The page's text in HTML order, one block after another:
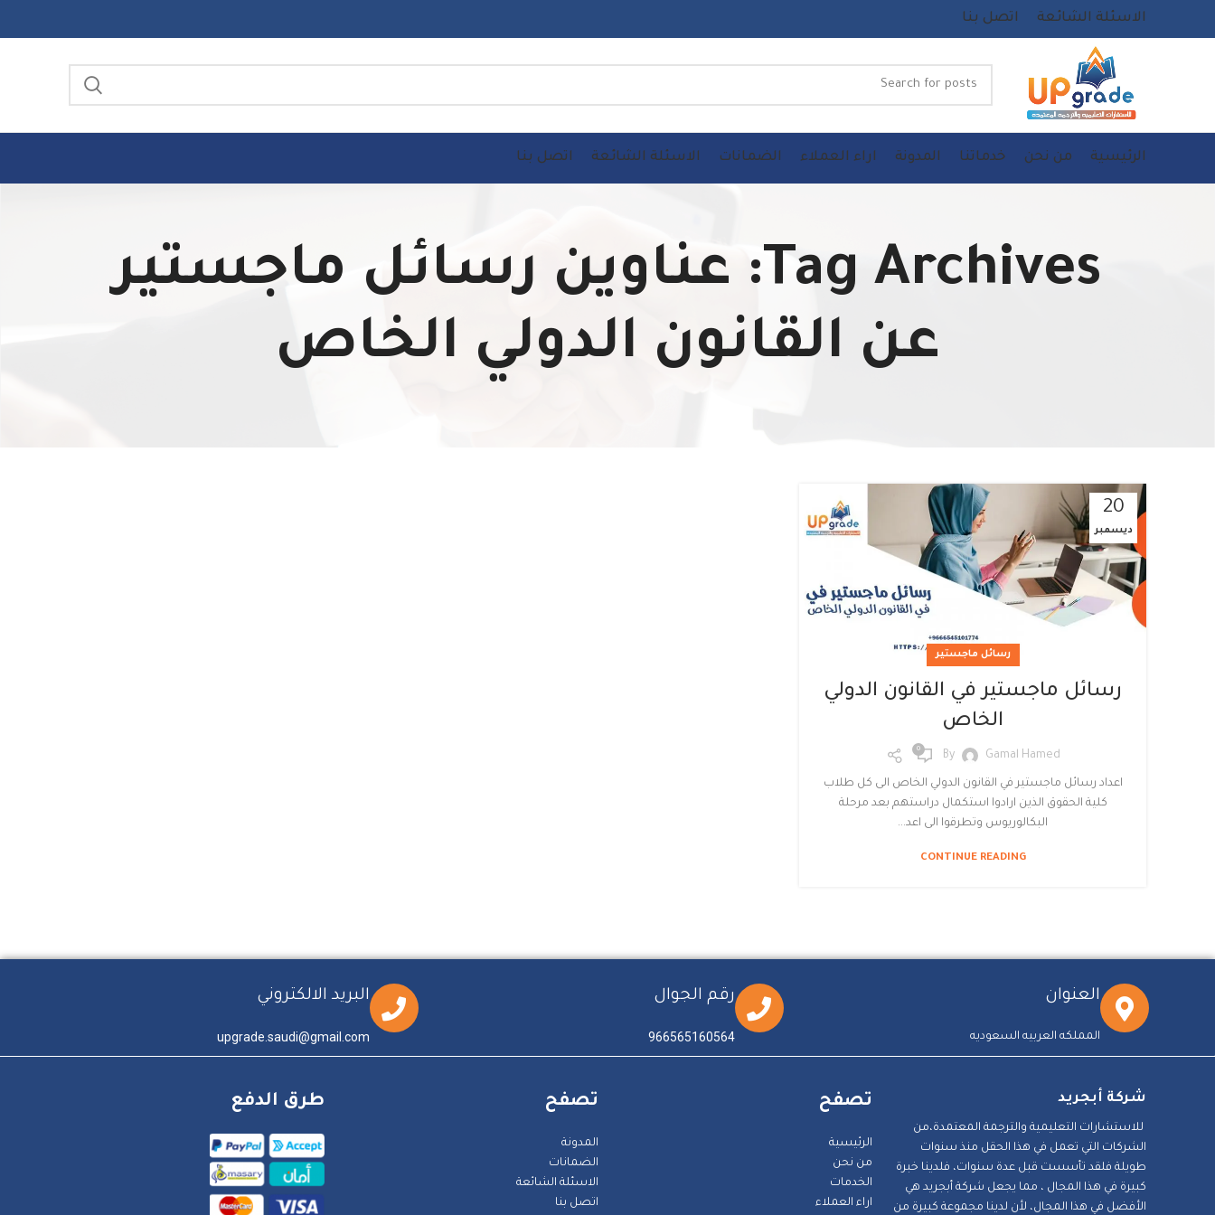
الاسئلة الشائعة اتصل بنا
الرئيسية من نحن خدماتنا المدونة اراء العملاء الضمانات الاسئلة الشائعة اتصل بنا
Tag Archives: عناوين رسائل ماجستير
عن القانون الدولي الخاص
20
ديسمبر
رسائل ماجستير
رسائل ماجستير في القانون الدولي
الخاص
By Gamal Hamed
0
اعداد رسائل ماجستير في القانون الدولي الخاص الى كل طلاب
كلية الحقوق الذين ارادوا استكمال دراستهم بعد مرحلة
البكالوريوس وتطرقوا الى اعد...
CONTINUE READING
العنوان
المملكه العربيه السعوديه
رقم الجوال
966565160564
البريد الالكتروني
upgrade.saudi@gmail.com
شركة أبجريد
للاستشارات التعليمية والترجمة المعتمدة،من
الشركات التي تعمل في هذا الحقل منذ سنوات
طويلة فلقد تأسست قبل عدة سنوات، فلدينا خبرة
كبيرة في هذا المجال ، مما يجعل شركة أبجريد هي
الأفضل في هذا المجال، لأن لدينا مجموعة كبيرة من
تصفح
الرئيسية
من نحن
الخدمات
اراء العملاء
تصفح
المدونة
الضمانات
الاسئلة الشائعة
اتصل بنا
طرق الدفع